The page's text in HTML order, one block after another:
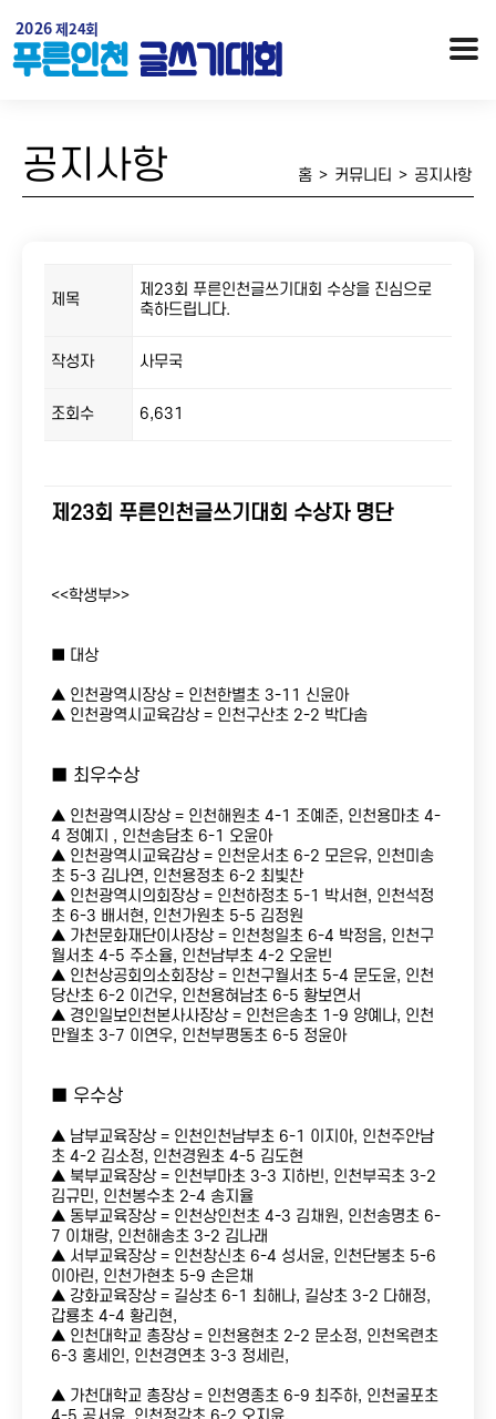
행사개요
오시는 길
대회안내 / 시상
역대수상자
단체접수
접수확인 포토갤러리
공지사항 홈 > 커뮤니티 > 공지사항
제목
제23회 푸른인천글쓰기대회 수상을 진심으로
축하드립니다.
작성자 사무국
조회수 6,631
제23회 푸른인천글쓰기대회 수상자 명단
<<학생부>>
■ 대상
▲ 인천광역시장상 = 인천한별초 3-11 신윤아
▲ 인천광역시교육감상 = 인천구산초 2-2 박다솜
■ 최우수상
▲ 인천광역시장상 = 인천해원초 4-1 조예준, 인천용마초 4-
4 정예지 , 인천송담초 6-1 오윤아
▲ 인천광역시교육감상 = 인천운서초 6-2 모은유, 인천미송
초 5-3 김나연, 인천용정초 6-2 최빛찬
▲ 인천광역시의회장상 = 인천하정초 5-1 박서현, 인천석정
초 6-3 배서현, 인천가원초 5-5 김정원
▲ 가천문화재단이사장상 = 인천청일초 6-4 박정음, 인천구
월서초 4-5 주소율, 인천남부초 4-2 오윤빈
▲ 인천상공회의소회장상 = 인천구월서초 5-4 문도윤, 인천
당산초 6-2 이건우, 인천용혀남초 6-5 황보연서
▲ 경인일보인천본사사장상 = 인천은송초 1-9 양예나, 인천
만월초 3-7 이연우, 인천부평동초 6-5 정윤아
■ 우수상
▲ 남부교육장상 = 인천인천남부초 6-1 이지아, 인천주안남
초 4-2 김소정, 인천경원초 4-5 김도현
▲ 북부교육장상 = 인천부마초 3-3 지하빈, 인천부곡초 3-2
김규민, 인천봉수초 2-4 송지율
▲ 동부교육장상 = 인천상인천초 4-3 김채원, 인천송명초 6-
7 이채랑, 인천해송초 3-2 김나래
▲ 서부교육장상 = 인천창신초 6-4 성서윤, 인천단봉초 5-6
이아린, 인천가현초 5-9 손은채
▲ 강화교육장상 = 길상초 6-1 최해나, 길상초 3-2 다해정,
갑룡초 4-4 황리현,
▲ 인천대학교 총장상 = 인천용현초 2-2 문소정, 인천옥련초
6-3 홍세인, 인천경연초 3-3 정세린,
▲ 가천대학교 총장상 = 인천영종초 6-9 최주하, 인천굴포초